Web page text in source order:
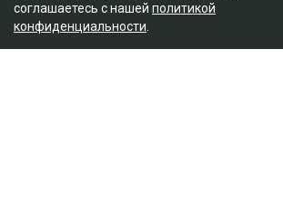
соглашаетесь с нашей политикой
конфиденциальности